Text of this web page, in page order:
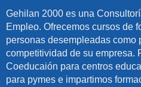
Gehilan 2000 es una
Empleo. Ofrecemos cursos de
personas desempleadas como
competitividad de su empresa.
Coeducaión para centros
para pymes e impartimos